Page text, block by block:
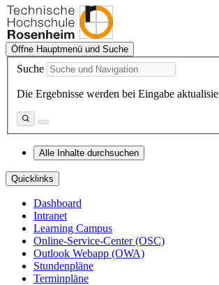
Öffne Hauptmenü und Suche
Suche
Die Ergebnisse werden bei Eingabe
Alle Inhalte durchsuchen
Quicklinks
Dashboard
Intranet
Learning Campus
Online-Service-Center (OSC)
Outlook Webapp (OWA)
Stundenpläne
Terminpläne